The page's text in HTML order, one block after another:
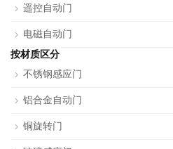
遥控自动门
电磁自动门
按材质区分
不锈钢感应门
铝合金自动门
铜旋转门